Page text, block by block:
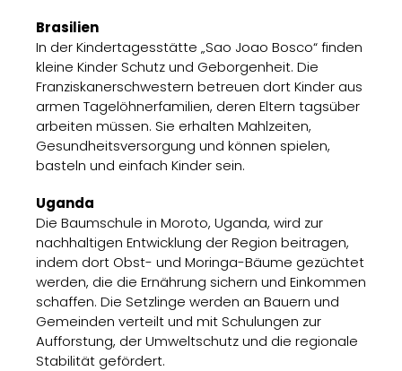
Brasilien
In der Kindertagesstätte „Sao Joao Bosco“ finden
kleine Kinder Schutz und Geborgenheit. Die
Franziskanerschwestern betreuen dort Kinder aus
armen Tagelöhnerfamilien, deren Eltern tagsüber
arbeiten müssen. Sie erhalten Mahlzeiten,
Gesundheitsversorgung und können spielen,
basteln und einfach Kinder sein.
Uganda
Die Baumschule in Moroto, Uganda, wird zur
nachhaltigen Entwicklung der Region beitragen,
indem dort Obst- und Moringa-Bäume gezüchtet
werden, die die Ernährung sichern und Einkommen
schaffen. Die Setzlinge werden an Bauern und
Gemeinden verteilt und mit Schulungen zur
Aufforstung, der Umweltschutz und die regionale
Stabilität gefördert.